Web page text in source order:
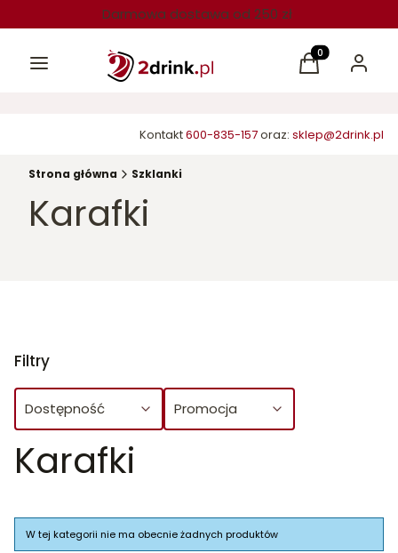
Darmowa dostawa od 250 zł
Menu Produkty w
Koszyk Zaloguj
Kontakt600-835-157oraz: sklep@2drink.pl
Strona główna Szklanki
Karafki
Filtry
Dostępność Promocja
Koniec filtrów
Karafki
Lista produktów
W tej kategorii nie ma obecnie żadnych produktów